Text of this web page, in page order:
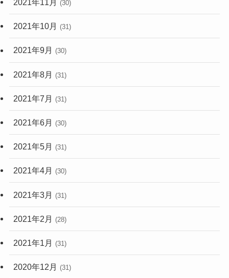
2021年11月 (30)
2021年10月 (31)
2021年9月 (30)
2021年8月 (31)
2021年7月 (31)
2021年6月 (30)
2021年5月 (31)
2021年4月 (30)
2021年3月 (31)
2021年2月 (28)
2021年1月 (31)
2020年12月 (31)